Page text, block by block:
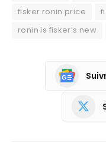
fisker ronin price
ronin is fisker’s new